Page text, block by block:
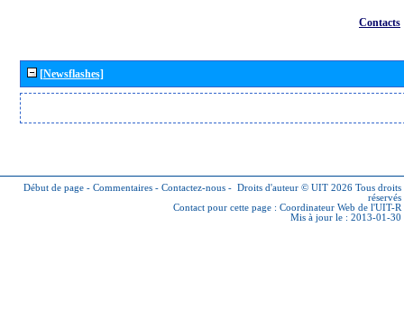
Contacts
[Newsflashes]
Début de page - Commentaires - Contactez-nous - Droits d'auteur © UIT 2026 Tous droits
réservés
Contact pour cette page : Coordinateur Web de l'UIT-R
Mis à jour le : 2013-01-30